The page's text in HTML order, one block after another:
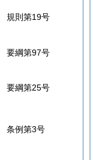
規則第19号
要綱第97号
要綱第25号
条例第3号